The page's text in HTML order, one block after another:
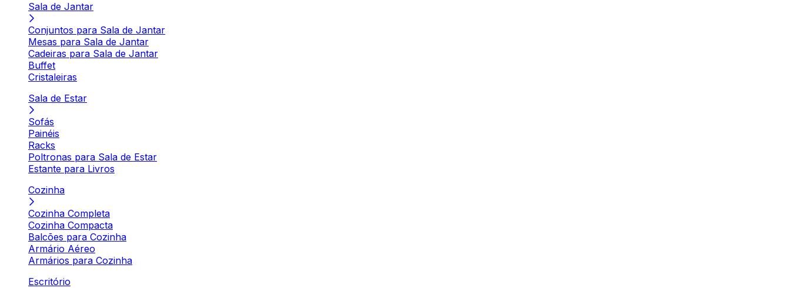
Sala de Jantar
Conjuntos para Sala de Jantar
Mesas para Sala de Jantar
Cadeiras para Sala de Jantar
Buffet
Cristaleiras
Sala de Estar
Sofás
Painéis
Racks
Poltronas para Sala de Estar
Estante para Livros
Cozinha
Cozinha Completa
Cozinha Compacta
Balcões para Cozinha
Armário Aéreo
Armários para Cozinha
Escritório